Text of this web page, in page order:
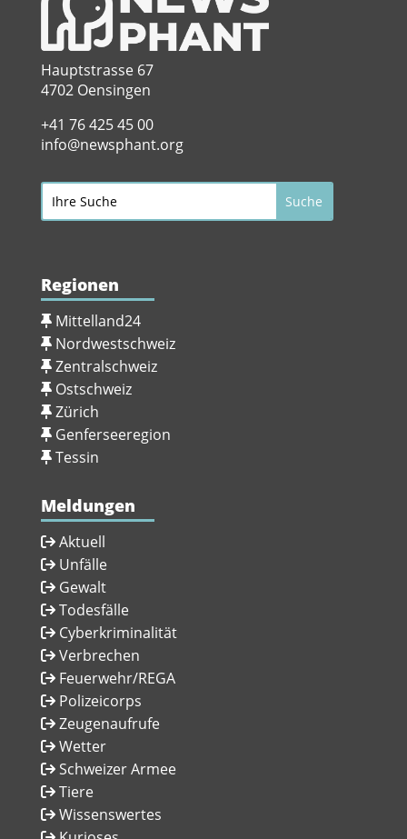
Hauptstrasse 67
4702 Oensingen
+41 76 425 45 00
info@newsphant.org
Regionen
Mittelland24
Nordwestschweiz
Zentralschweiz
Ostschweiz
Zürich
Genferseeregion
Tessin
Meldungen
Aktuell
Unfälle
Gewalt
Todesfälle
Cyberkriminalität
Verbrechen
Feuerwehr/REGA
Polizeicorps
Zeugenaufrufe
Wetter
Schweizer Armee
Tiere
Wissenswertes